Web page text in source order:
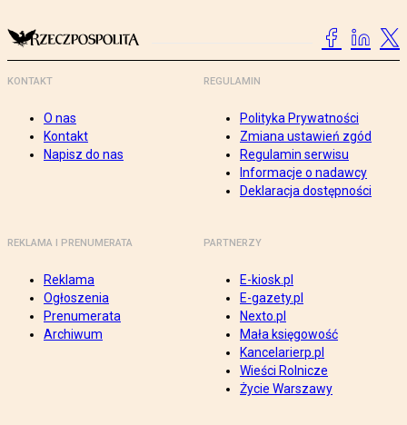
KONTAKT
O nas
Kontakt
Napisz do nas
REGULAMIN
Polityka Prywatności
Zmiana ustawień zgód
Regulamin serwisu
Informacje o nadawcy
Deklaracja dostępności
REKLAMA I PRENUMERATA
Reklama
Ogłoszenia
Prenumerata
Archiwum
PARTNERZY
E-kiosk.pl
E-gazety.pl
Nexto.pl
Mała księgowość
Kancelarierp.pl
Wieści Rolnicze
Życie Warszawy